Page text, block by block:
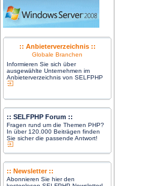
:: Anbieterverzeichnis ::
Globale Branchen
Informieren Sie sich über
ausgewählte Unternehmen im
Anbieterverzeichnis von SELFPHP
:: SELFPHP Forum ::
Fragen rund um die Themen PHP?
In über 120.000 Beiträgen finden
Sie sicher die passende Antwort!
:: Newsletter ::
Abonnieren Sie hier den